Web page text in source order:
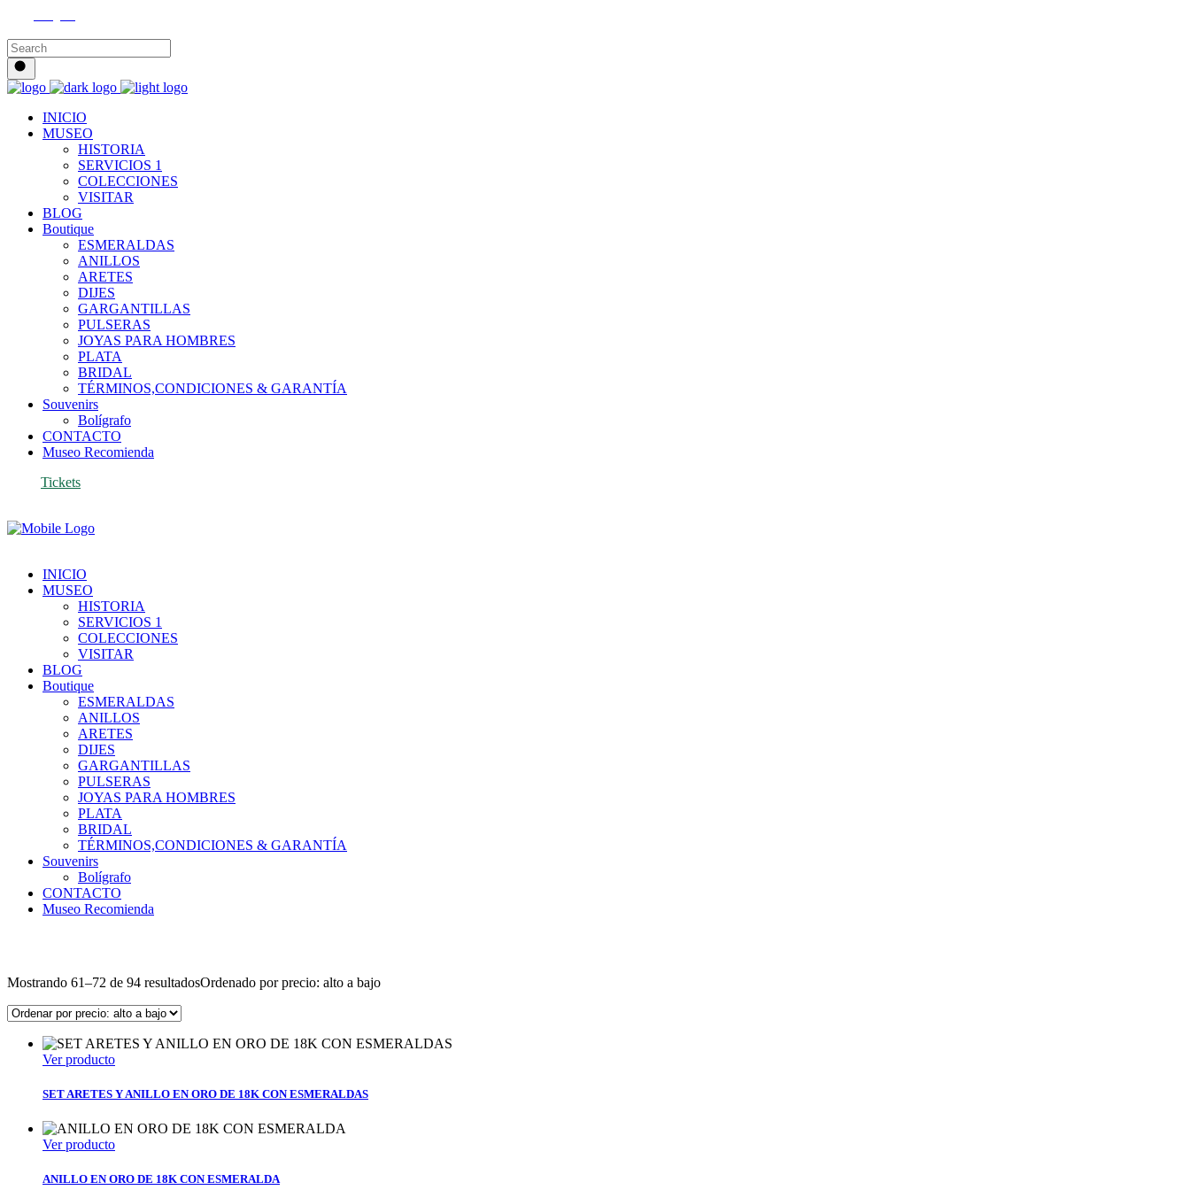
INICIO
MUSEO
HISTORIA
SERVICIOS 1
COLECCIONES
VISITAR
BLOG
Boutique
ESMERALDAS
ANILLOS
ARETES
DIJES
GARGANTILLAS
PULSERAS
JOYAS PARA HOMBRES
PLATA
BRIDAL
TÉRMINOS,CONDICIONES & GARANTÍA
Souvenirs
Bolígrafo
CONTACTO
Museo Recomienda
Tickets
INICIO
MUSEO
HISTORIA
SERVICIOS 1
COLECCIONES
VISITAR
BLOG
Boutique
ESMERALDAS
ANILLOS
ARETES
DIJES
GARGANTILLAS
PULSERAS
JOYAS PARA HOMBRES
PLATA
BRIDAL
TÉRMINOS,CONDICIONES & GARANTÍA
Souvenirs
Bolígrafo
CONTACTO
Museo Recomienda
Mostrando 61–72 de 94 resultadosOrdenado por precio: alto a bajo
Ver producto
SET ARETES Y ANILLO EN ORO DE 18K CON ESMERALDAS
Ver producto
ANILLO EN ORO DE 18K CON ESMERALDA